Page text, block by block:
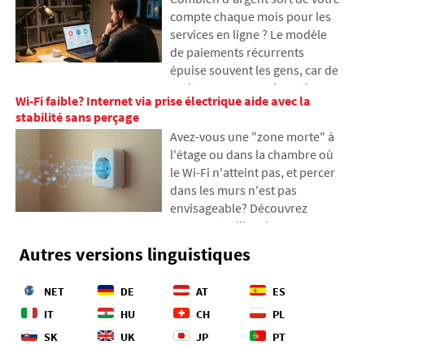
données et comment organiser
notre empreinte en ligne dès
aujourd'hui.
apprendrez comment
fonctionnent les fibres
optiques, ce qu'implique leur
pose depuis des navires et
comment les profondeurs
océaniques sont devenues un
champ de bataille
géopolitique.
compte chaque mois pour les
services en ligne ? Le modèle
de paiements récurrents
épuise souvent les gens, car de
petites sommes quittent leur
portefeuille et s'accumulent
inattendus. Dans le texte, nous
nous appuierons sur des
données récentes de 2026,
nous montrerons la différence
abyssale entre nos estimations
proposerons quatre étapes
concrètes pour mieux
contrôler vos dépenses.
Wi-Fi faible? Internet via prise électrique aide avec la
stabilité sans perçage
Avez-vous une "zone morte" à
l'étage ou dans la chambre où
le Wi-Fi n'atteint pas, et percer
dans les murs n'est pas
envisageable? Découvrez
comment utiliser les
vous avez déjà dans les murs
réseau électrique. Dans
l'article, nous vous montrons
comment fonctionne un
Autres versions linguistiques
NET DE AT
ES
IT
HU CH
PL
SK
UK JP
PT